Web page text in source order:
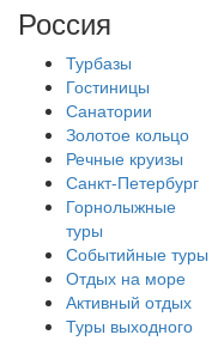
Россия
Турбазы
Гостиницы
Санатории
Золотое кольцо
Речные круизы
Санкт-Петербург
Горнолыжные
туры
Событийные туры
Отдых на море
Активный отдых
Туры выходного